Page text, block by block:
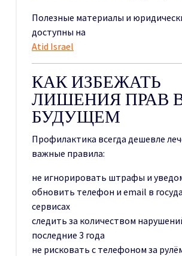
Полезные материалы и
доступны на
Atid Israel
КАК ИЗБЕЖАТЬ
ЛИШЕНИЯ ПРАВ
БУДУЩЕМ
Профилактика всегда дешевле
важные правила:
не игнорировать штрафы и
обновить телефон и email в
сервисах
следить за количеством
последние 3 года
не рисковать с телефоном за